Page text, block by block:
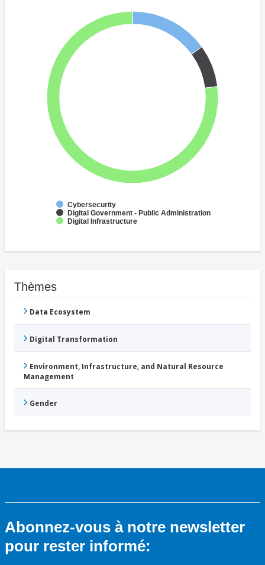
Cybersecurity
Digital Government - Public Administration
Digital Infrastructure
Thèmes
Data Ecosystem
Digital Transformation
Environment, Infrastructure, and Natural Resource
Management
Gender
Abonnez-vous à notre newsletter
pour rester informé: